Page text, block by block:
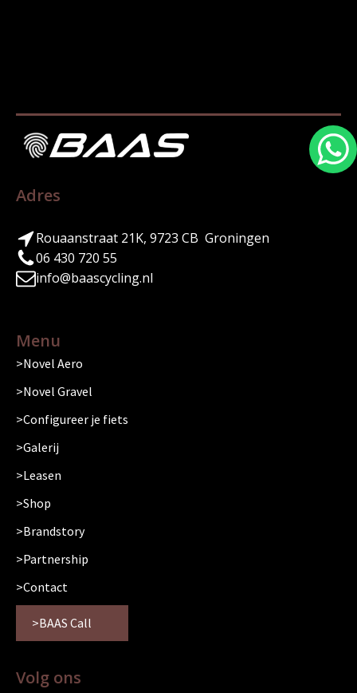
Adres
Rouaanstraat 21K, 9723 CB Groningen
06 430 720 55
info@baascycling.nl
Menu
Novel Aero
Novel Gravel
Configureer je fiets
Galerij
Leasen
Shop
Brandstory
Partnership
Contact
BAAS Call
Volg ons